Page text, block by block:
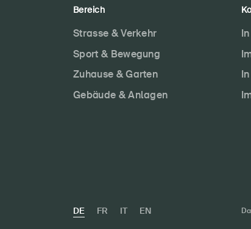
Bereich
Strasse & Verkehr
Sport & Bewegung
Zuhause & Garten
Gebäude & Anlagen
DE FR IT EN